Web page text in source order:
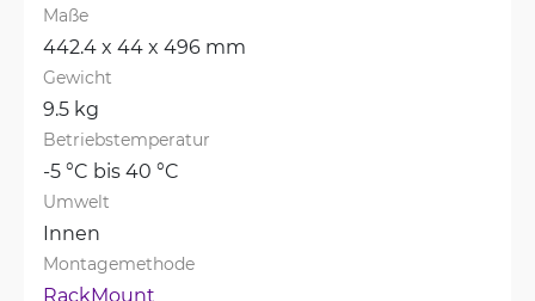
Maße
442.4 x 44 x 496 mm
Gewicht
9.5 kg
Betriebstemperatur
-5 °C bis 40 °C
Umwelt
Innen
Montagemethode
RackMount